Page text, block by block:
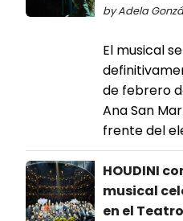
by Adela
El musical
de febrero
Ana San
frente del
HOUDINI
musical
en el